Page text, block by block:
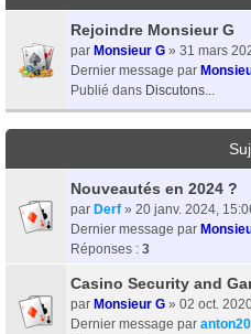
Rejoindre Monsieur G
par Monsieur G » 31 mars
Dernier message par
Publié dans Discutons...
Nouveautés en 2024 ?
par Derf » 20 janv. 2024,
Dernier message par
Réponses : 3
Casino Security and
par Monsieur G » 02 oct.
Dernier message par anton20